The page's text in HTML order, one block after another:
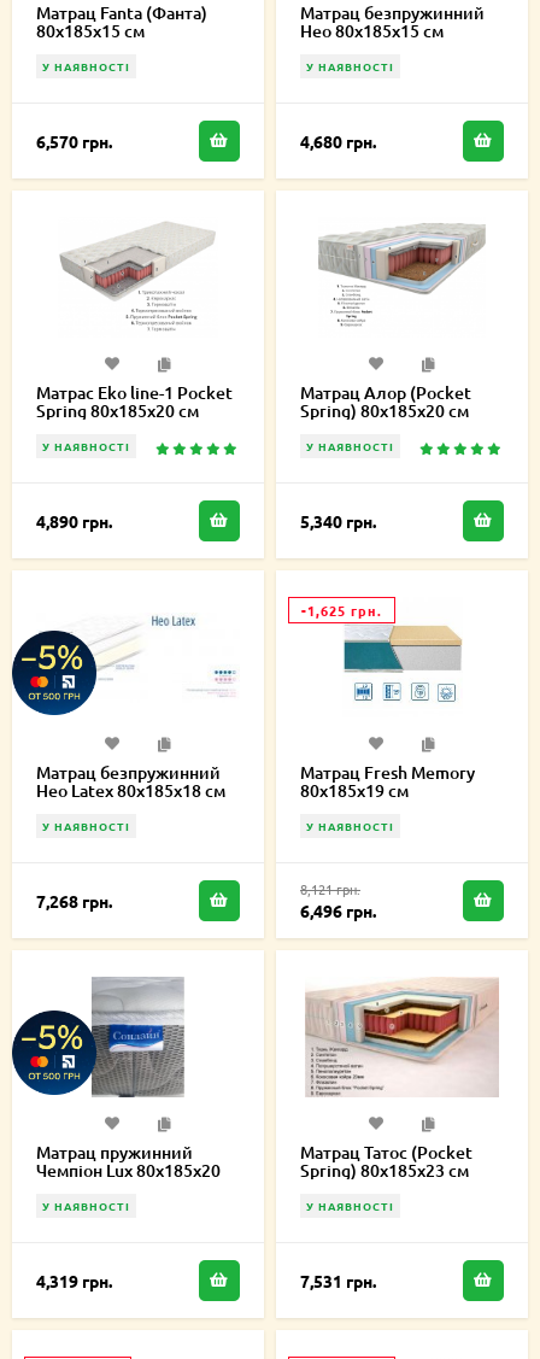
Матрац Fanta (Фанта)
80х185х15 см
У НАЯВНОСТІ
6,570 грн.
Матрац безпружинний
Нео 80х185х15 см
У НАЯВНОСТІ
4,680 грн.
Матрас Eko line-1 Pocket
Spring 80х185х20 см
У НАЯВНОСТІ
4,890 грн.
Матрац Алор (Pocket
Spring) 80х185х20 см
У НАЯВНОСТІ
5,340 грн.
Матрац безпружинний
Нео Latex 80х185х18 см
У НАЯВНОСТІ
7,268 грн.
-1,625 грн.
Матрац Fresh Memory
80х185х19 см
У НАЯВНОСТІ
8,121 грн.
6,496 грн.
Матрац пружинний
Чемпіон Lux 80х185х20
У НАЯВНОСТІ
4,319 грн.
Матрац Татос (Pocket
Spring) 80х185х23 см
У НАЯВНОСТІ
7,531 грн.